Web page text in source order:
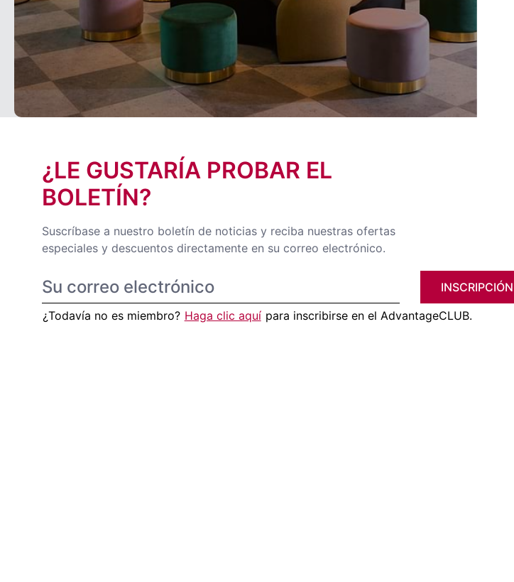
¿LE GUSTARÍA PROBAR EL
BOLETÍN?
Suscríbase a nuestro boletín de noticias y reciba nuestras ofertas
especiales y descuentos directamente en su correo electrónico.
INSCRIPCIÓN
¿Todavía no es miembro? Haga clic aquí para inscribirse en el AdvantageCLUB.